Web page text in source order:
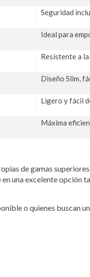
Seguridad
Ideal para
Resistente a
Diseño Slim,
Ligero y fácil
Máxima
de gamas
una excelente opción
o quienes buscan